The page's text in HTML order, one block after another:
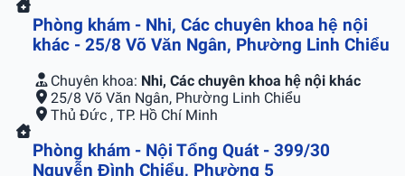
Phòng khám - Nhi, Các chuyên khoa hệ nội
khác - 25/8 Võ Văn Ngân, Phường Linh Chiểu
Chuyên khoa: Nhi, Các chuyên khoa hệ nội khác
25/8 Võ Văn Ngân, Phường Linh Chiểu
Thủ Ðức , TP. Hồ Chí Minh
Phòng khám - Nội Tổng Quát - 399/30
Nguyễn Đình Chiểu, Phường 5